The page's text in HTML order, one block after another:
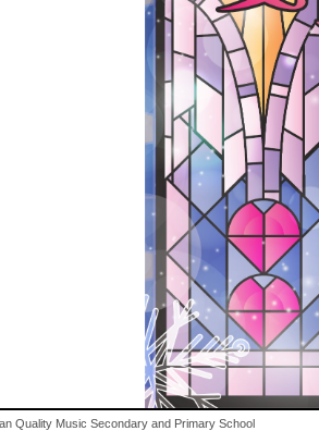
Quality Music Secondary and Primary School